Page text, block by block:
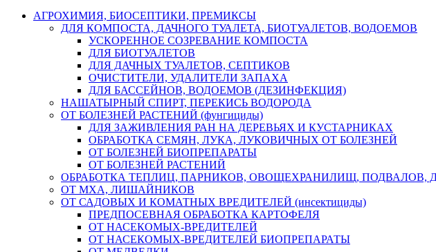
АГРОХИМИЯ, БИОСЕПТИКИ, ПРЕМИКСЫ
ДЛЯ КОМПОСТА, ДАЧНОГО ТУАЛЕТА, БИОТУАЛЕТОВ, ВОДОЕМОВ
УСКОРЕННОЕ СОЗРЕВАНИЕ КОМПОСТА
ДЛЯ БИОТУАЛЕТОВ
ДЛЯ ДАЧНЫХ ТУАЛЕТОВ, СЕПТИКОВ
ОЧИСТИТЕЛИ, УДАЛИТЕЛИ ЗАПАХА
ДЛЯ БАССЕЙНОВ, ВОДОЕМОВ (ДЕЗИНФЕКЦИЯ)
НАШАТЫРНЫЙ СПИРТ, ПЕРЕКИСЬ ВОДОРОДА
ОТ БОЛЕЗНЕЙ РАСТЕНИЙ (фунгициды)
ДЛЯ ЗАЖИВЛЕНИЯ РАН НА ДЕРЕВЬЯХ И КУСТАРНИКАХ
ОБРАБОТКА СЕМЯН, ЛУКА, ЛУКОВИЧНЫХ ОТ БОЛЕЗНЕЙ
ОТ БОЛЕЗНЕЙ БИОПРЕПАРАТЫ
ОТ БОЛЕЗНЕЙ РАСТЕНИЙ
ОБРАБОТКА ТЕПЛИЦ, ПАРНИКОВ, ОВОЩЕХРАНИЛИЩ, ПОДВАЛОВ,
ОТ МХА, ЛИШАЙНИКОВ
ОТ САДОВЫХ И КОМАТНЫХ ВРЕДИТЕЛЕЙ (инсектициды)
ПРЕДПОСЕВНАЯ ОБРАБОТКА КАРТОФЕЛЯ
ОТ НАСЕКОМЫХ-ВРЕДИТЕЛЕЙ
ОТ НАСЕКОМЫХ-ВРЕДИТЕЛЕЙ БИОПРЕПАРАТЫ